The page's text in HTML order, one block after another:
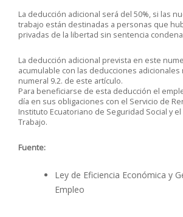
La deducción adicional será del 50%, si las
trabajo están destinadas a personas que
privadas de la libertad sin sentencia
La deducción adicional prevista en este
acumulable con las deducciones
numeral 9.2. de este artículo.
Para beneficiarse de esta deducción el
día en sus obligaciones con el Servicio de
Instituto Ecuatoriano de Seguridad Social y
Trabajo.
Fuente:
Ley de Eficiencia Económica y
Empleo